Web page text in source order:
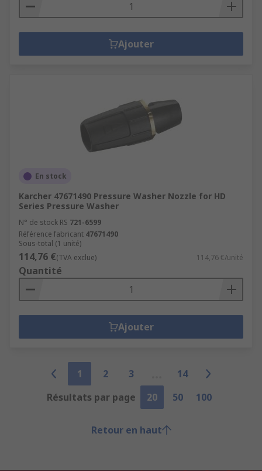
Ajouter
En stock
Karcher 47671490 Pressure Washer Nozzle for HD
Series Pressure Washer
N° de stock RS 721-6599
Référence fabricant 47671490
Sous-total (1 unité)
114,76 €(TVA exclue) 114,76 €/unité
Quantité
Ajouter
1 2 3
14
Résultats par page
20 50 100
Retour en haut